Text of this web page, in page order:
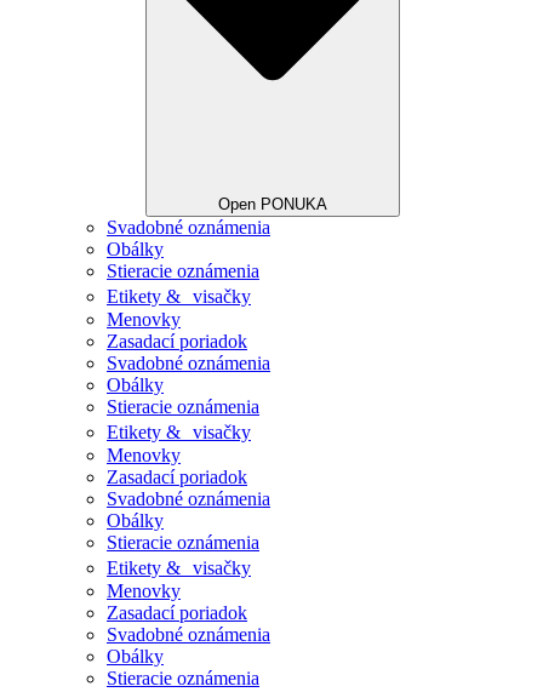
Open PONUKA
Svadobné oznámenia
Obálky
Stieracie oznámenia
Etikety & visačky
Menovky
Zasadací poriadok
Svadobné oznámenia
Obálky
Stieracie oznámenia
Etikety & visačky
Menovky
Zasadací poriadok
Svadobné oznámenia
Obálky
Stieracie oznámenia
Etikety & visačky
Menovky
Zasadací poriadok
Svadobné oznámenia
Obálky
Stieracie oznámenia